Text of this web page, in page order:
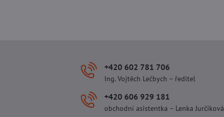
+420 602 781 706
Ing. Vojtěch Lečbych – ředitel
+420 606 929 181
obchodní asistentka – Lenka Jurčíková